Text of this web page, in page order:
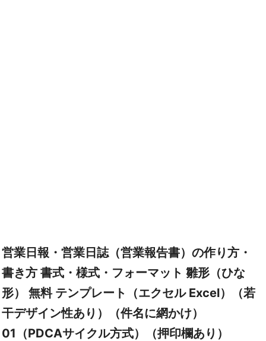
営業日報・営業日誌（営業報告書）の作り方・
書き方 書式・様式・フォーマット 雛形（ひな
形） 無料 テンプレート（エクセル Excel）（若
干デザイン性あり）（件名に網かけ）
01（PDCAサイクル方式）（押印欄あり）